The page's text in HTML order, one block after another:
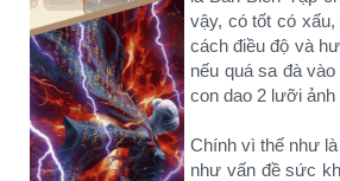
vậy, có tốt có
cách điều độ và
nếu quá sa đà
con dao 2 lưỡi ảnh
Chính vì thế như
như vấn đề sức